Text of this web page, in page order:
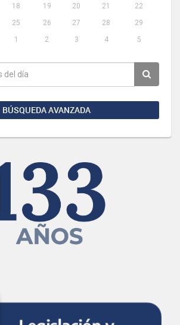
18 19 20 21
22
25 26 27 28
29
1 2 3 4 5
BÚSQUEDA AVANZADA